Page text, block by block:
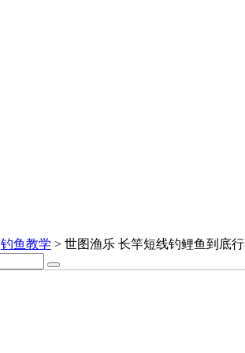
钓鱼教学 > 世图渔乐 长竿短线钓鲤鱼到底